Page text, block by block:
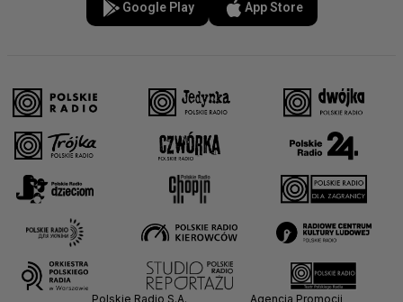
Google Play App Store
Polskie Radio S.A.
Agencja Promocji